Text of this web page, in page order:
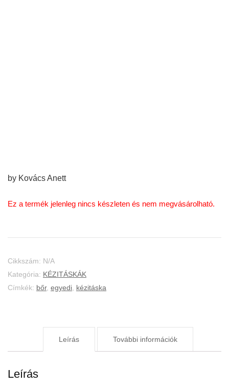
by Kovács Anett
Ez a termék jelenleg nincs készleten és nem megvásárolható.
Cikkszám: N/A
Kategória: KÉZITÁSKÁK
Címkék: bőr, egyedi kézitáska
Leírás További információk
Leírás